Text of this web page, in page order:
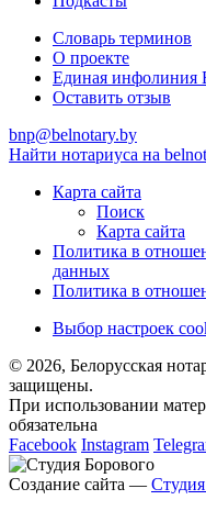
Словарь терминов
О проекте
Единая
Оставить отзыв
bnp@belnotary.by
Найти нотариуса на
Карта сайта
Поиск
Карта сайта
Политика в
данных
Политика в
Выбор настроек
© 2026, Белорусская
защищены.
При использовании
обязательна
Facebook Instagram
Создание сайта —